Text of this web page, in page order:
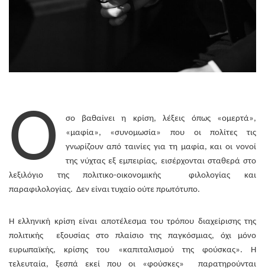
Ό
σο βαθαίνει η κρίση, λέξεις όπως «ομερτά»,
«μαφία», «συνομωσία» που οι πολίτες τις
γνωρίζουν από ταινίες για τη μαφία, και οι νονοί
της νύχτας εξ εμπειρίας, εισέρχονται σταθερά στο
λεξιλόγιο της πολιτικο-οικονομικής φιλολογίας και
παραφιλολογίας. Δεν είναι τυχαίο ούτε πρωτότυπο.
Η ελληνική κρίση είναι αποτέλεσμα του τρόπου διαχείρισης της
πολιτικής εξουσίας στο πλαίσιο της παγκόσμιας, όχι μόνο
ευρωπαϊκής, κρίσης του «καπιταλισμού της φούσκας». Η
τελευταία, ξεσπά εκεί που οι «φούσκες» παρατηρούνται